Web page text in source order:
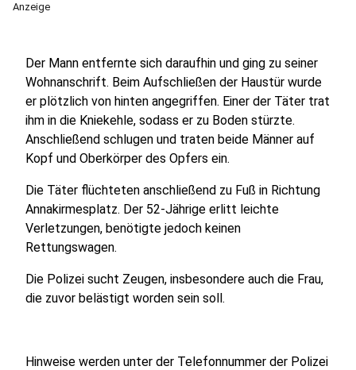
Anzeige
Der Mann entfernte sich daraufhin und ging zu seiner
Wohnanschrift. Beim Aufschließen der Haustür wurde
er plötzlich von hinten angegriffen. Einer der Täter trat
ihm in die Kniekehle, sodass er zu Boden stürzte.
Anschließend schlugen und traten beide Männer auf
Kopf und Oberkörper des Opfers ein.
Die Täter flüchteten anschließend zu Fuß in Richtung
Annakirmesplatz. Der 52-Jährige erlitt leichte
Verletzungen, benötigte jedoch keinen
Rettungswagen.
Die Polizei sucht Zeugen, insbesondere auch die Frau,
die zuvor belästigt worden sein soll.
Hinweise werden unter der Telefonnummer der Polizei